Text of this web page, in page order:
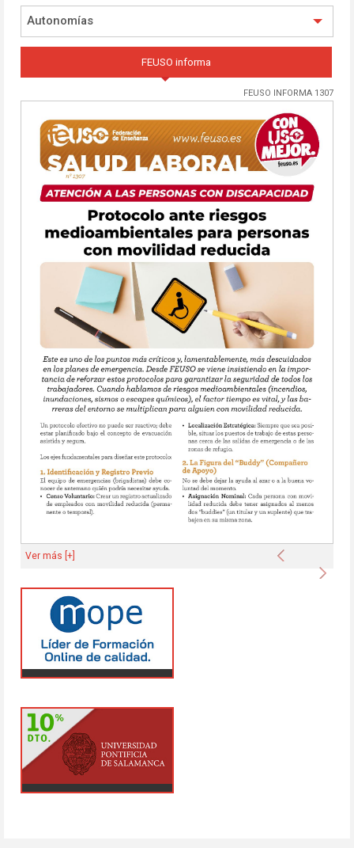
Autonomías
FEUSO informa
FEUSO INFORMA 1307
Anterior
Ver más [+]